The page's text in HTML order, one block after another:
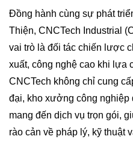
Đồng hành cùng sự phát
Thiện, CNCTech Industrial
vai trò là đối tác chiến lược
xuất, công nghệ cao khi lựa
CNCTech không chỉ cung
đại, kho xưởng công nghiệp
mang đến dịch vụ trọn gói,
rào cản về pháp lý, kỹ thuật